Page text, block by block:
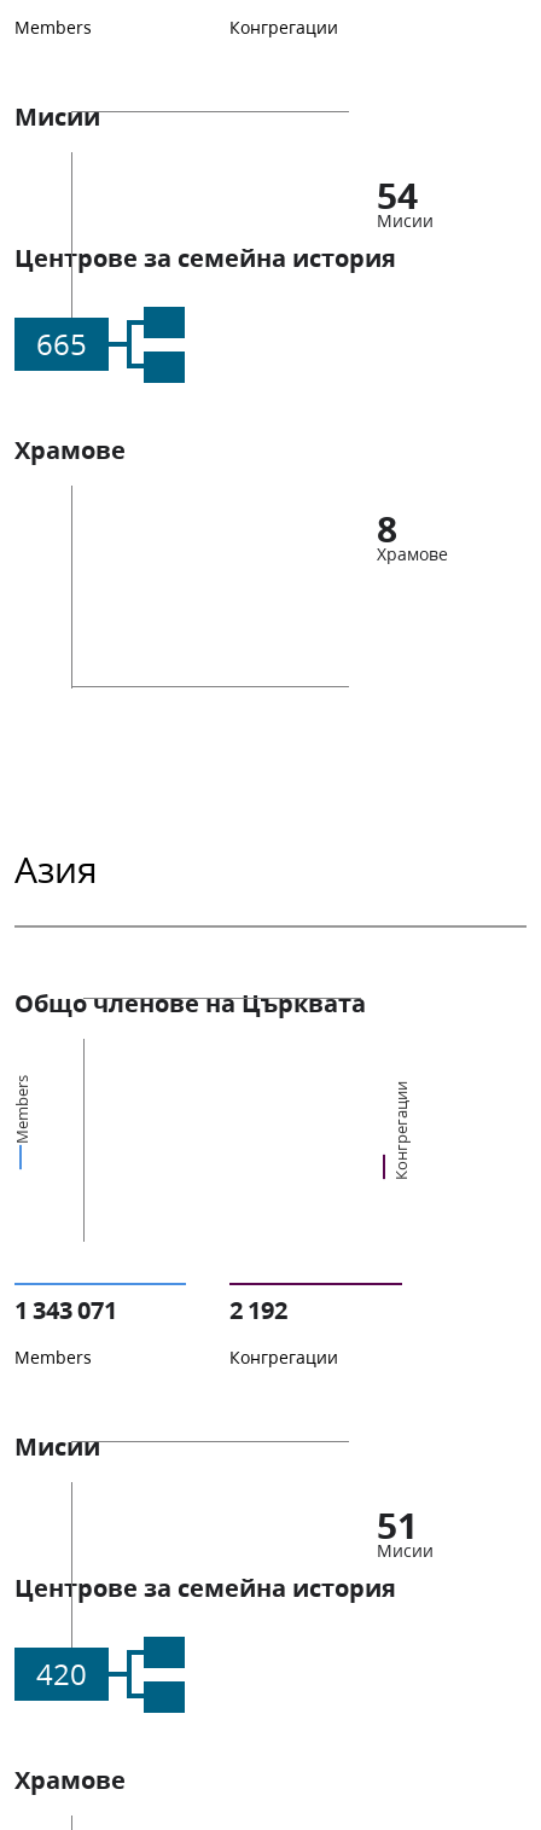
Members Конгрегации
Мисии
54
Мисии
Центрове за семейна история
665
Храмове
8
Храмове
Азия
Общо членове на Църквата
Members Конгрегации
1 343 071
Members
2 192
Конгрегации
Мисии
51
Мисии
Центрове за семейна история
420
Храмове